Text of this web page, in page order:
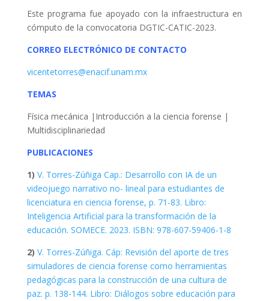
Este programa fue apoyado con la infraestructura en
cómputo de la convocatoria DGTIC-CATIC-2023.
CORREO ELECTRÓNICO DE CONTACTO
vicentetorres@enacif.unam.mx
TEMAS
Física mecánica |Introducción a la ciencia forense |
Multidisciplinariedad
PUBLICACIONES
1) V. Torres-Zúñiga Cap.: Desarrollo con IA de un
videojuego narrativo no- lineal para estudiantes de
licenciatura en ciencia forense, p. 71-83. Libro:
Inteligencia Artificial para la transformación de la
educación. SOMECE. 2023. ISBN: 978-607-59406-1-8
2) V. Torres-Zúñiga. Cáp: Revisión del aporte de tres
simuladores de ciencia forense como herramientas
pedagógicas para la construcción de una cultura de
paz. p. 138-144. Libro: Diálogos sobre educación para